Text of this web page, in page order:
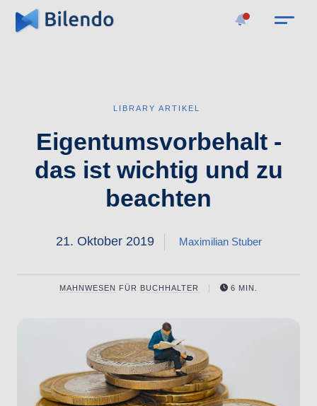
LIBRARY ARTIKEL
Eigentumsvorbehalt -
das ist wichtig und zu
beachten
21. Oktober 2019 Maximilian Stuber
MAHNWESEN FÜR BUCHHALTER 6 MIN.